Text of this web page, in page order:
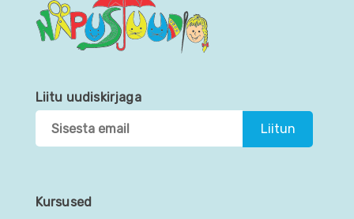
Liitu uudiskirjaga
Kursused